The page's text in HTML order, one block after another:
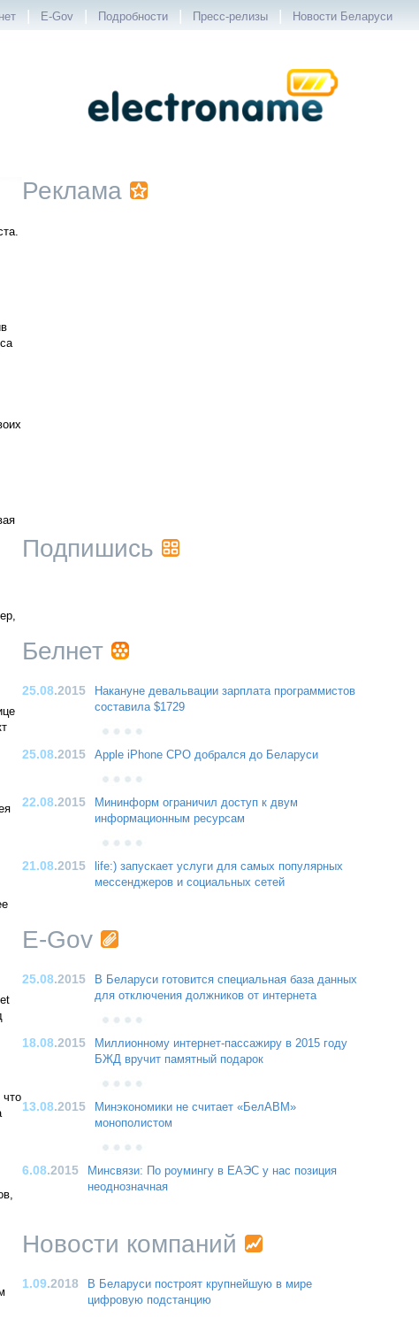
| E-Gov | Подробности | Пресс-релизы | Новости Беларуси
Реклама
Подпишись
Белнет
25.08.2015
Накануне девальвации зарплата программистов
составила $1729
25.08.2015 Apple iPhone CPO добрался до Беларуси
22.08.2015
Мининформ ограничил доступ к двум
информационным ресурсам
21.08.2015
life:) запускает услуги для самых популярных
мессенджеров и социальных сетей
E-Gov
25.08.2015
В Беларуси готовится специальная база данных
для отключения должников от интернета
18.08.2015
Миллионному интернет-пассажиру в 2015 году
БЖД вручит памятный подарок
13.08.2015
Минэкономики не считает «БелАВМ»
монополистом
6.08.2015
Минсвязи: По роумингу в ЕАЭС у нас позиция
неоднозначная
Новости компаний
1.09.2018
В Беларуси построят крупнейшую в мире
цифровую подстанцию